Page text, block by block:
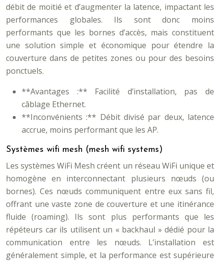
débit de moitié et d’augmenter la latence, impactant les
performances globales. Ils sont donc moins
performants que les bornes d’accès, mais constituent
une solution simple et économique pour étendre la
couverture dans de petites zones ou pour des besoins
ponctuels.
**Avantages :** Facilité d’installation, pas de
câblage Ethernet.
**Inconvénients :** Débit divisé par deux, latence
accrue, moins performant que les AP.
Systèmes wifi mesh (mesh wifi systems)
Les systèmes WiFi Mesh créent un réseau WiFi unique et
homogène en interconnectant plusieurs nœuds (ou
bornes). Ces nœuds communiquent entre eux sans fil,
offrant une vaste zone de couverture et une itinérance
fluide (roaming). Ils sont plus performants que les
répéteurs car ils utilisent un « backhaul » dédié pour la
communication entre les nœuds. L’installation est
généralement simple, et la performance est supérieure